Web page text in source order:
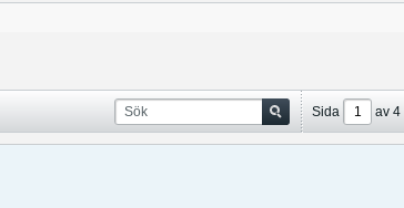
Sida av 4